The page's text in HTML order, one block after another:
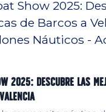
2025: Descubre las